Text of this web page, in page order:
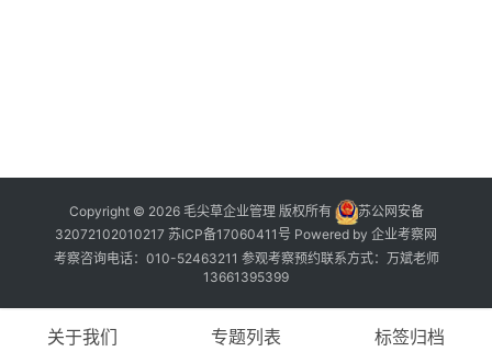
内
Copyright © 2026 毛尖草企业管理 版权所有
苏公网安备
32072102010217 苏ICP备17060411号 Powered by 企业考察网
考察咨询电话：010-52463211 参观考察预约联系方式：万斌老师
13661395399
关于我们 专题列表 标签归档